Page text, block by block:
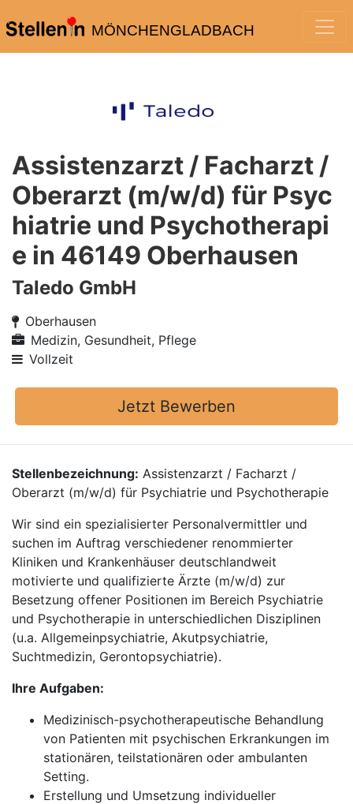
MÖNCHENGLADBACH
Assistenzarzt / Facharzt /
Oberarzt (m/w/d) für Psyc
hiatrie und Psychotherapi
e in 46149 Oberhausen
Taledo GmbH
Oberhausen
Medizin, Gesundheit, Pflege
Vollzeit
Jetzt Bewerben
Stellenbezeichnung: Assistenzarzt / Facharzt /
Oberarzt (m/w/d) für Psychiatrie und Psychotherapie
Wir sind ein spezialisierter Personalvermittler und
suchen im Auftrag verschiedener renommierter
Kliniken und Krankenhäuser deutschlandweit
motivierte und qualifizierte Ärzte (m/w/d) zur
Besetzung offener Positionen im Bereich Psychiatrie
und Psychotherapie in unterschiedlichen Disziplinen
(u.a. Allgemeinpsychiatrie, Akutpsychiatrie,
Suchtmedizin, Gerontopsychiatrie).
Ihre Aufgaben:
Medizinisch-psychotherapeutische Behandlung
von Patienten mit psychischen Erkrankungen im
stationären, teilstationären oder ambulanten
Setting.
Erstellung und Umsetzung individueller